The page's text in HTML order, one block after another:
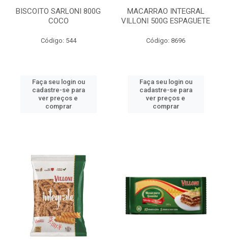
BISCOITO SARLONI 800G
COCO
Código: 544
Faça seu login ou
cadastre-se para
ver preços e
comprar
MACARRAO INTEGRAL
VILLONI 500G ESPAGUETE
Código: 8696
Faça seu login ou
cadastre-se para
ver preços e
comprar